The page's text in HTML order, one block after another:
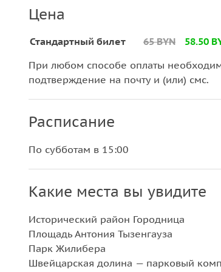
Цена
Стандартный билет 65 BYN 58.50
При любом способе оплаты
подтверждение на почту и (или) смс.
Расписание
По субботам в 15:00
Какие места вы увидите
Исторический район Городница
Площадь Антония Тызенгауза
Парк Жилибера
Швейцарская долина — парковый